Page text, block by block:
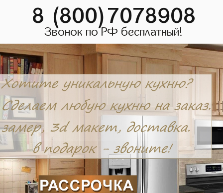
8 (800)7078908
Звонок по РФ бесплатный!